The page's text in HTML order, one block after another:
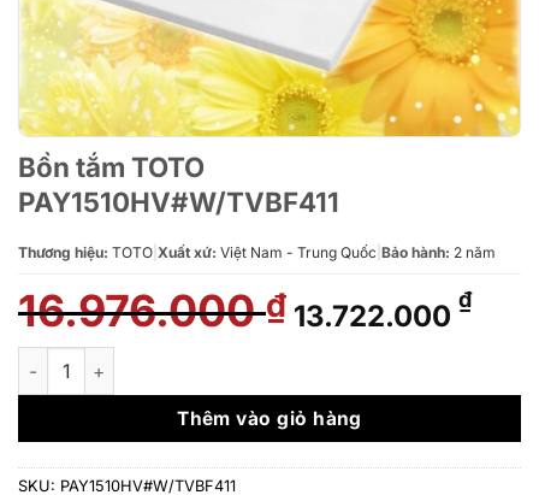
Bồn tắm TOTO
PAY1510HV#W/TVBF411
Thương hiệu: TOTO Xuất xứ: Việt Nam - Trung Quốc Bảo hành: 2 năm
16.976.000₫ Giá
gốc
16.976.000 ₫.
13.722.000 ₫Giá
là:
Bồn tắm TOTO PAY1510HV#W/TVBF411 số lượng
Thêm vào giỏ hàng
SKU: PAY1510HV#W/TVBF411